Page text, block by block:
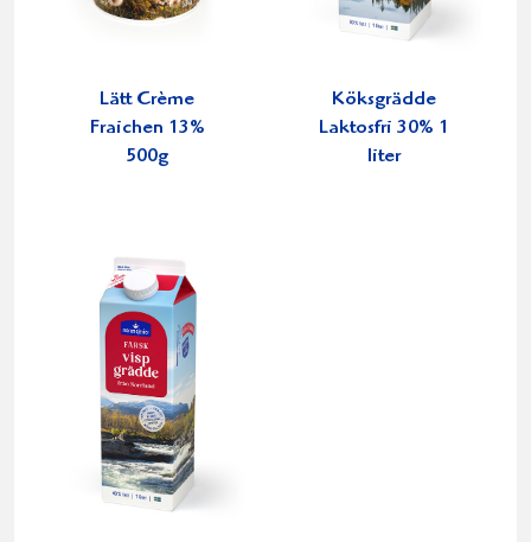
Lätt Crème
Fraichen 13%
500g
Köksgrädde
Laktosfri 30% 1
liter